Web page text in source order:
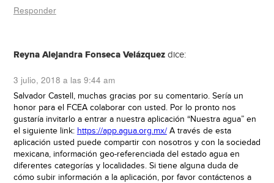
Responder
Reyna Alejandra Fonseca Velázquez dice:
3 julio, 2018 a las 9:44 am
Salvador Castell, muchas gracias por su comentario. Sería un
honor para el FCEA colaborar con usted. Por lo pronto nos
gustaría invitarlo a entrar a nuestra aplicación “Nuestra agua” en
el siguiente link: https://app.agua.org.mx/A través de esta
aplicación usted puede compartir con nosotros y con la sociedad
mexicana, información geo-referenciada del estado agua en
diferentes categorías y localidades. Si tiene alguna duda de
cómo subir información a la aplicación, por favor contáctenos a